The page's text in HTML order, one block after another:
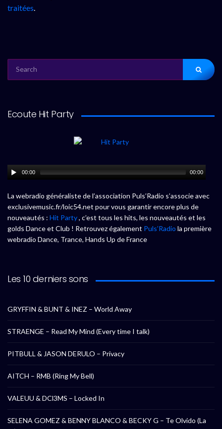
traitées.
FOR:
Ecoute Hit Party
00:00 00:00
La webradio généraliste de l’association Puls’Radio s’associe avec
exclusivemusic.fr/loic54.net pour vous garantir encore plus de
nouveautés : Hit Party, c’est tous les hits, les nouveautés et les
golds Dance et Club ! Retrouvez également Puls’Radio la première
webradio Dance, Trance, Hands Up de France
Les 10 derniers sons
GRYFFIN & BUNT & INEZ – World Away
STRAENGE – Read My Mind (Every time I talk)
PITBULL & JASON DERULO – Privacy
AITCH – RMB (Ring My Bell)
VALEUU & DCl3MS – Locked In
SELENA GOMEZ & BENNY BLANCO & BECKY G – Te Olvido (La